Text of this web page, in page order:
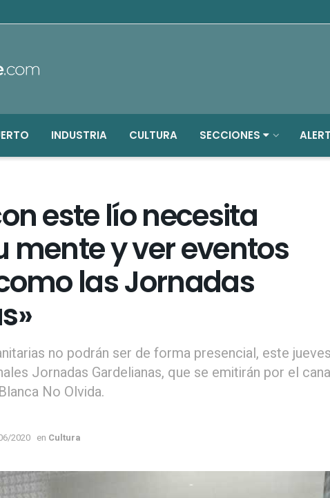
INDUSTRIA CULTURA SECCIONES
este lío necesita
mente y ver eventos
las Jornadas
no podrán ser de forma presencial, este jueves
Jornadas Gardelianas, que se emitirán por el
No Olvida.
2020 en Cultura